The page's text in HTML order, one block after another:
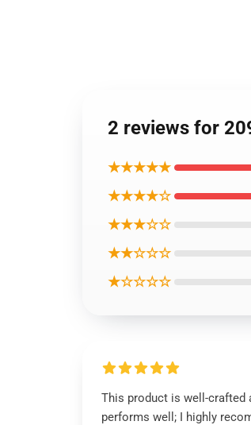
2 reviews for
★★★★★
★★★★☆
★★★☆☆
★★☆☆☆
★☆☆☆☆
This product is well-crafted
performs well; I highly